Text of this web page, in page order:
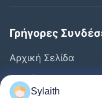
Γρήγορες
Αρχική Σελίδα
Προϊόντα
Sylaith